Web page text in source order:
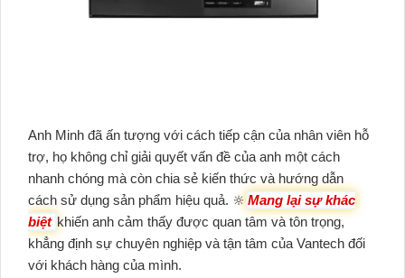
Anh Minh đã ấn tượng với cách tiếp cận của nhân viên hỗ
trợ, họ không chỉ giải quyết vấn đề của anh một cách
nhanh chóng mà còn chia sẻ kiến thức và hướng dẫn
cách sử dụng sản phẩm hiệu quả. 🔆 Mang lại sự khác
biệt khiến anh cảm thấy được quan tâm và tôn trọng,
khẳng định sự chuyên nghiệp và tận tâm của Vantech đối
với khách hàng của mình.